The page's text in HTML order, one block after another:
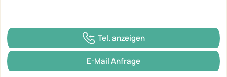
Tel. anzeigen
E-Mail Anfrage